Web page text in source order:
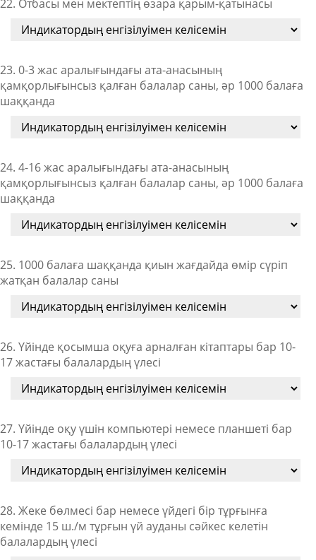
22. Отбасы мен мектептің өзара қарым-қатынасы
23. 0-3 жас аралығындағы ата-анасының
қамқорлығынсыз қалған балалар саны, әр 1000 балаға
шаққанда
24. 4-16 жас аралығындағы ата-анасының
қамқорлығынсыз қалған балалар саны, әр 1000 балаға
шаққанда
25. 1000 балаға шаққанда қиын жағдайда өмір сүріп
жатқан балалар саны
26. Үйінде қосымша оқуға арналған кітаптары бар 10-
17 жастағы балалардың үлесі
27. Үйінде оқу үшін компьютері немесе планшеті бар
10-17 жастағы балалардың үлесі
28. Жеке бөлмесі бар немесе үйдегі бір тұрғынға
кемінде 15 ш./м тұрғын үй ауданы сәйкес келетін
балалардың үлесі